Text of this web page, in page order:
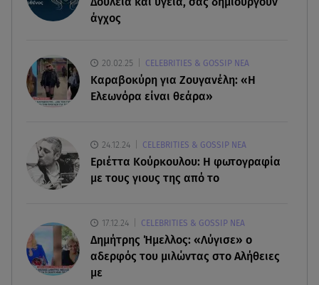
Συντάξεις Σεπτεμβρίου: Πότε θα μπουν τα
χρήματα στους λογαριασμούς
07.08.26 , 18:45
Φωτιά στο Στεφάνι Κορίνθου: Μήνυμα από το 112
- Σηκώθηκαν εναέρια μέσα
Έξοδος Αυγούστου: Στο 100% η πληρότητα για
Κυκλάδες
αποτελέσματα
άγχος
20.02.25 CELEBRITIES & GOSSIP ΝΕΑ
Καραβοκύρη για Ζουγανέλη: «Η
Ελεωνόρα είναι θεάρα»
24.12.24 CELEBRITIES & GOSSIP ΝΕΑ
Εριέττα Κούρκουλου: Η φωτογραφία
με τους γιους της από το
17.12.24 CELEBRITIES & GOSSIP ΝΕΑ
Δημήτρης Ήμελλος: «Λύγισε» ο
αδερφός του μιλώντας στο Αλήθειες
με